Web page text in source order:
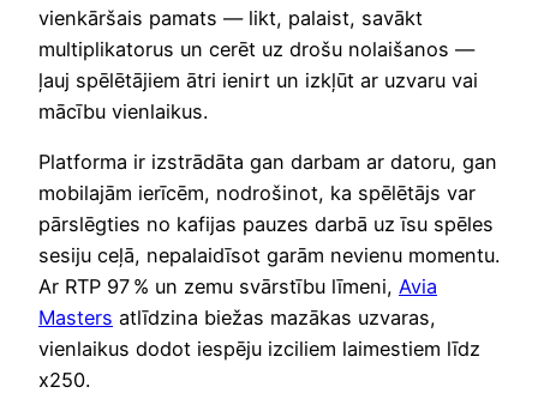
vienkāršais pamats — likt, palaist, savākt
multiplikatorus un cerēt uz drošu nolaišanos —
ļauj spēlētājiem ātri ienirt un izkļūt ar uzvaru vai
mācību vienlaikus.
Platforma ir izstrādāta gan darbam ar datoru, gan
mobilajām ierīcēm, nodrošinot, ka spēlētājs var
pārslēgties no kafijas pauzes darbā uz īsu spēles
sesiju ceļā, nepalaidīsot garām nevienu momentu.
Ar RTP 97 % un zemu svārstību līmeni, Avia
Masters atlīdzina biežas mazākas uzvaras,
vienlaikus dodot iespēju izciliem laimestiem līdz
x250.